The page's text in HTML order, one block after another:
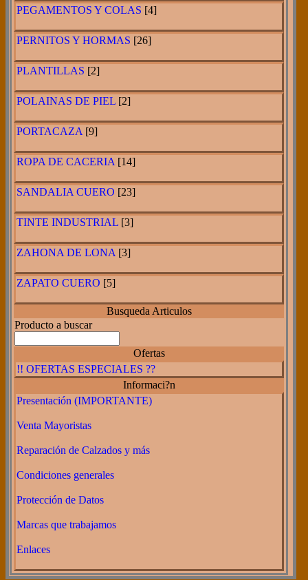
PEGAMENTOS Y COLAS [4]
PERNITOS Y HORMAS [26]
PLANTILLAS [2]
POLAINAS DE PIEL [2]
PORTACAZA [9]
ROPA DE CACERIA [14]
SANDALIA CUERO [23]
TINTE INDUSTRIAL [3]
ZAHONA DE LONA [3]
ZAPATO CUERO [5]
Busqueda Articulos
Producto a buscar
Ofertas
!! OFERTAS ESPECIALES ??
Informaci?n
Presentación (IMPORTANTE)
Venta Mayoristas
Reparación de Calzados y más
Condiciones generales
Protección de Datos
Marcas que trabajamos
Enlaces